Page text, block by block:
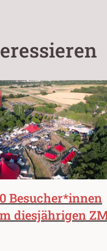
Besucher*innen
diesjährigen